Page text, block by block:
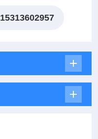
15313602957